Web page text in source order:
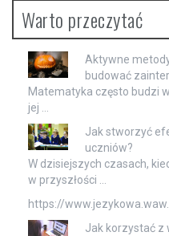
Warto przeczytać
Aktywne
budować
Matematyka często budzi
jej …
Jak stworzyć
uczniów?
W dzisiejszych czasach,
w przyszłości …
https://
Jak korzystać z